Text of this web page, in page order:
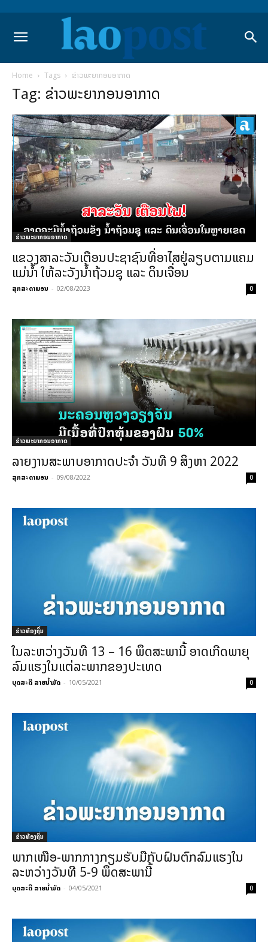
Home Tags ຂ່າວພະຍາກອນອາກາດ
Tag: ຂ່າວພະຍາກອນອາກາດ
ຂ່າວພະຍາກອນອາກາດ
ແຂວງສາລະວັນເຕືອນປະຊາຊົນທີ່ອາໄສຢູ່ລຽບຕາມແຄມ
ແມ່ນ້ຳ ໃຫ້ລະວັງນ້ຳຖ້ວມຊຸ ແລະ ດິນເຈື່ອນ
ສຸກສະດາພອນ - 02/08/2023 0
ຂ່າວພະຍາກອນອາກາດ
ລາຍງານສະພາບອາກາດປະຈຳ ວັນທີ 9 ສິງຫາ 2022
ສຸກສະດາພອນ - 09/08/2022 0
ຂ່າວທ້ອງຖິ່ນ
ໃນລະຫວ່າງວັນທີ 13 – 16 ພຶດສະພານີ້ ອາດເກີດພາຍຸ
ລົມແຮງໃນແຕ່ລະພາກຂອງປະເທດ
ບຸດສະດີ ສາຍນ້ຳມັດ - 10/05/2021 0
ຂ່າວທ້ອງຖິ່ນ
ພາກເໜືອ-ພາກກາງກຽມຮັບມືກັບຝົນຕົກລົມແຮງໃນ
ລະຫວ່າງວັນທີ 5-9 ພຶດສະພານີ້
ບຸດສະດີ ສາຍນ້ຳມັດ - 04/05/2021 0